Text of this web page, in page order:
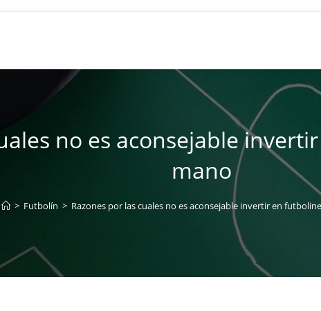
no es aconsejable
mano
> Futbolín > Razones por las cuales no es aconsejable invertir en